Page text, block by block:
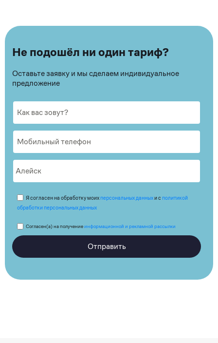
Не подошёл ни один тариф?
Оставьте заявку и мы сделаем индивидуальное
предложение
Я согласен на обработку моих персональных данныхи с политикой
обработки персональных данных
Согласен(а) на получениеинформационной и рекламной рассылки
Отправить